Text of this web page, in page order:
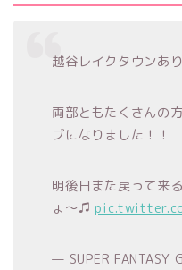
越谷レイクタウンあ
両部ともたくさんの
ブになりました！！
明後日また戻って来
ょ〜♫
— SUPER